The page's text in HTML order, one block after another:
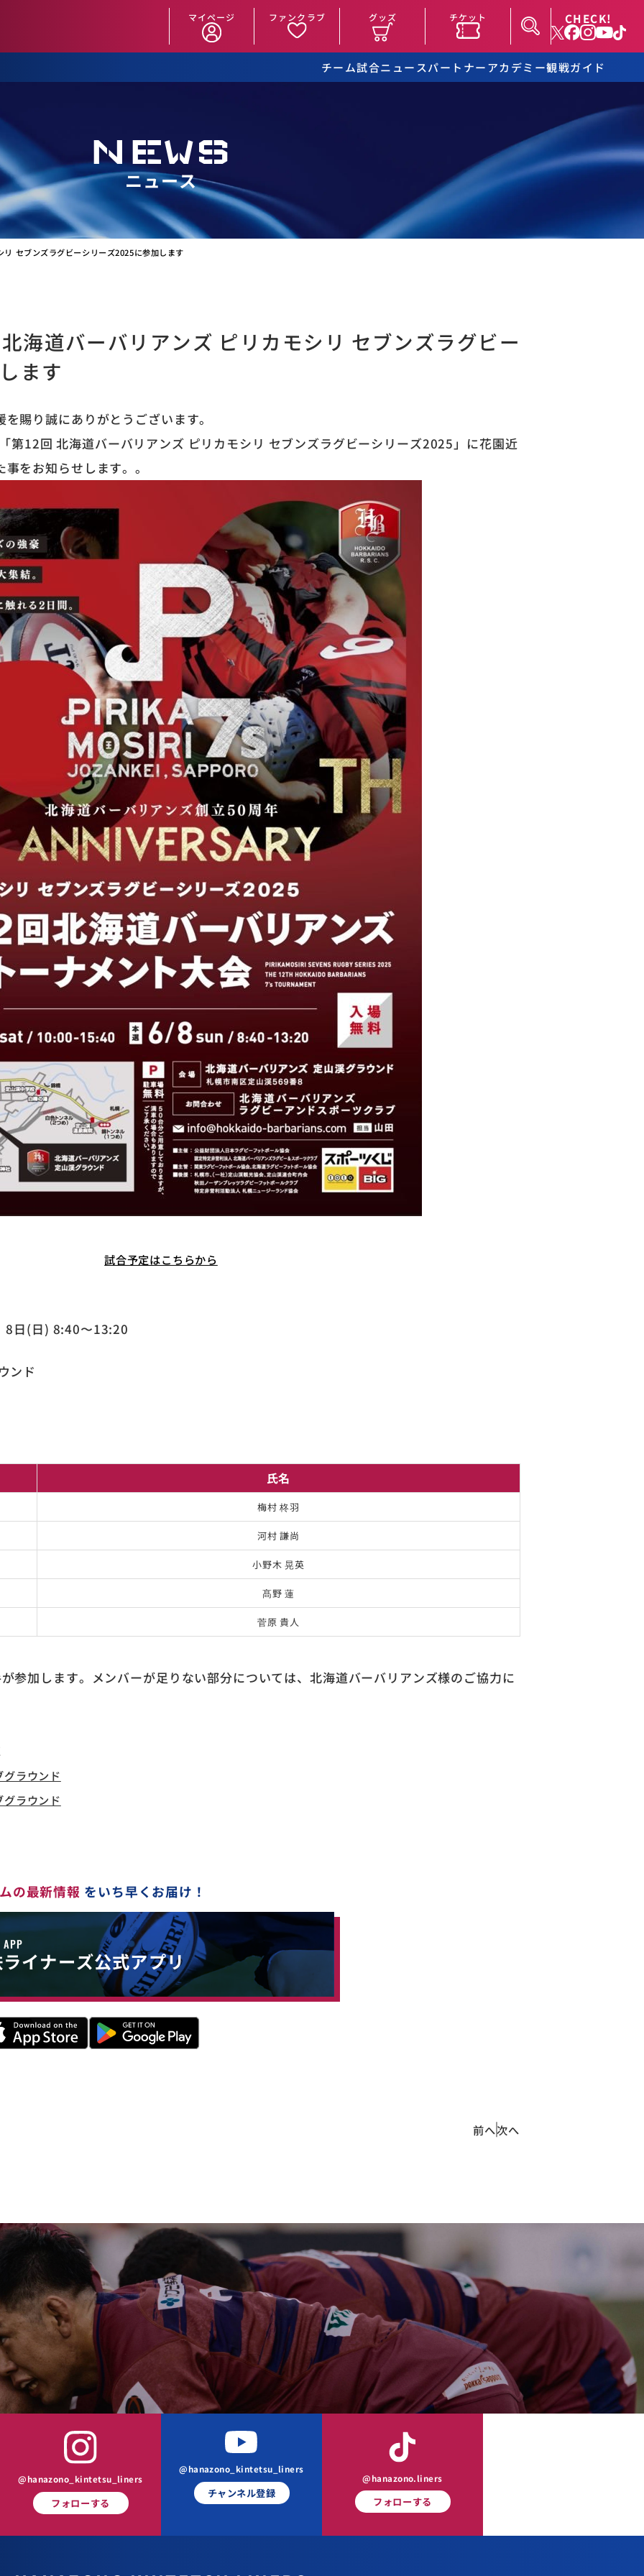
マイページ ファンクラブ グッズ チケット CHECK!
チーム試合ニュースパートナーアカデミー観戦ガイド
NEWS
ニュース
セブンズラグビーシリーズ2025に参加します
海道バーバリアンズ ピリカモシリ セブンズラグビー
ます
賜り誠にありがとうございます。
第12回 北海道バーバリアンズ ピリカモシリ セブンズラグビーシリーズ2025」に花園近
をお知らせします。。
試合予定はこちらから
日(日) 8:40〜13:20
ンド
氏名
梅村 柊羽
河村 謙尚
小野木 晃英
髙野 蓮
菅原 貴人
参加します。メンバーが足りない部分については、北海道バーバリアンズ様のご協力に
グラウンド
グラウンド
の最新情報 をいち早くお届け！
APP
ライナーズ公式アプリ
前へ次へ
@hanazono_kintetsu_liners
フォローする
@hanazono_kintetsu_liners
チャンネル登録
@hanazono.liners
フォローする